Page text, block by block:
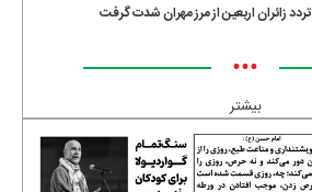
تردد زائران اربعین از مرز مهران شدت گرفت
•••
بیشتر